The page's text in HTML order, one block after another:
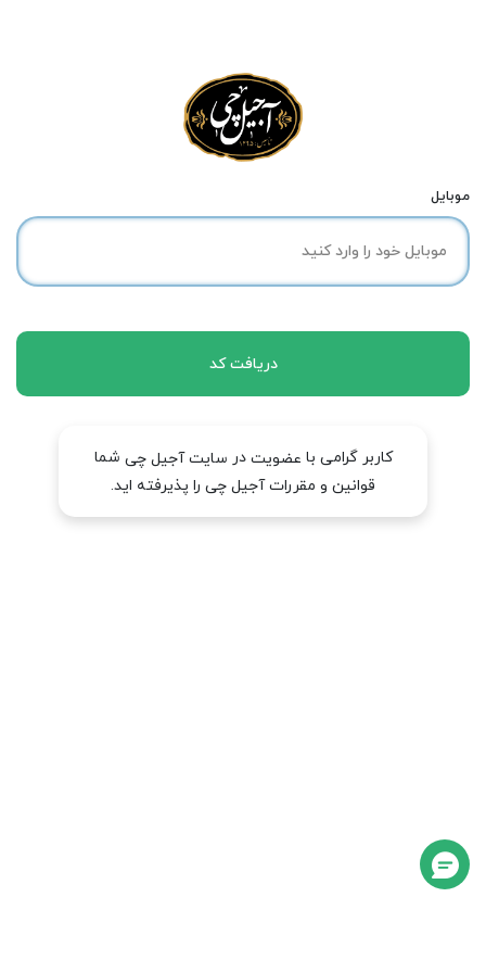
موبایل
دریافت کد
کاربر گرامی با عضویت در سایت آجیل چی شما
قوانین و مقررات آجیل چی را پذیرفته اید.